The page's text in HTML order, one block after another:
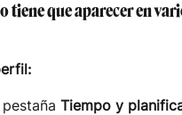
tiene que aparecer en
Tiempo y